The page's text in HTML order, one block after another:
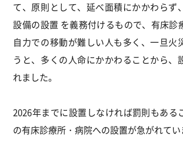
て、原則として、延べ面積にかかわらず
設備の設置 を義務付けるもので、有床診
自力での移動が難しい人も多く、一旦火
うと、多くの人命にかかわることから、
れました。
2026年までに設置しなければ罰則もある
の有床診療所・病院への設置が急がれてい